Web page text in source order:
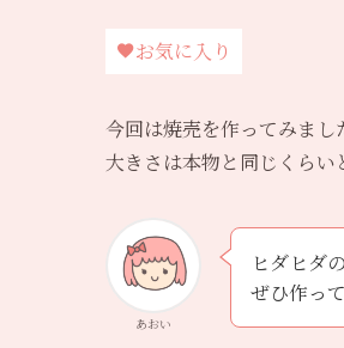
お気に入り
今回は焼売を作ってみまし
大きさは本物と同じくらい
あおい
ヒダヒダ
ぜひ作っ